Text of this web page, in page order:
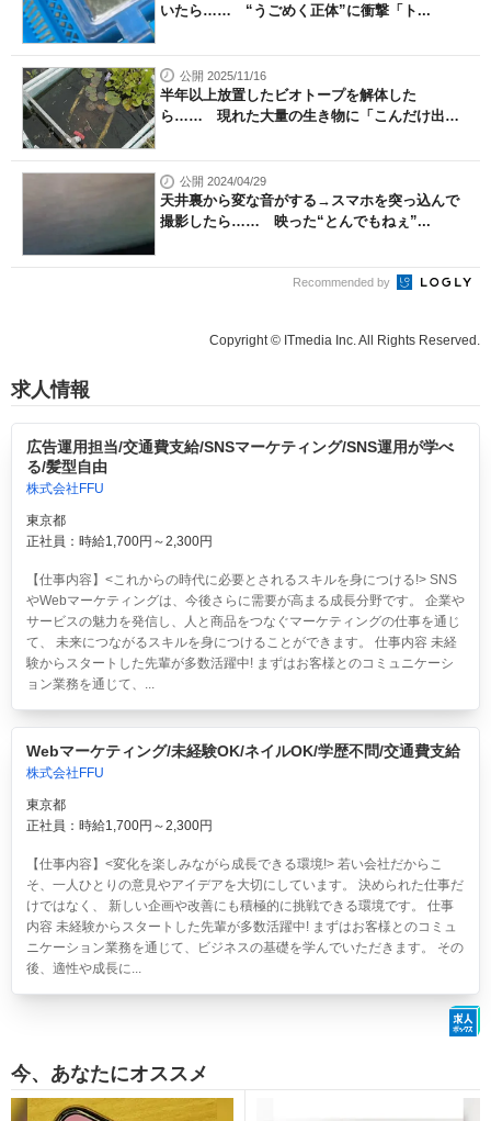
いたら…… “うごめく正体”に衝撃「ト...
公開 2025/11/16
半年以上放置したビオトープを解体した
ら…… 現れた大量の生き物に「こんだけ出て
公開 2024/04/29
天井裏から変な音がする→スマホを突っ込んで
撮影したら…… 映った“とんでもねぇ”...
Recommended by
Copyright © ITmedia Inc. All Rights Reserved.
求人情報
広告運用担当/交通費支給/SNSマーケティング/SNS運用が学べ
る/髪型自由
株式会社FFU
東京都
正社員：時給1,700円～2,300円
【仕事内容】<これからの時代に必要とされるスキルを身につける!> SNS
やWebマーケティングは、今後さらに需要が高まる成長分野です。 企業や
サービスの魅力を発信し、人と商品をつなぐマーケティングの仕事を通じ
て、 未来につながるスキルを身につけることができます。 仕事内容 未経
験からスタートした先輩が多数活躍中! まずはお客様とのコミュニケーシ
ョン業務を通じて、...
Webマーケティング/未経験OK/ネイルOK/学歴不問/交通費支給
株式会社FFU
東京都
正社員：時給1,700円～2,300円
【仕事内容】<変化を楽しみながら成長できる環境!> 若い会社だからこ
そ、一人ひとりの意見やアイデアを大切にしています。 決められた仕事だ
けではなく、 新しい企画や改善にも積極的に挑戦できる環境です。 仕事
内容 未経験からスタートした先輩が多数活躍中! まずはお客様とのコミュ
ニケーション業務を通じて、ビジネスの基礎を学んでいただきます。 その
後、適性や成長に...
今、あなたにオススメ